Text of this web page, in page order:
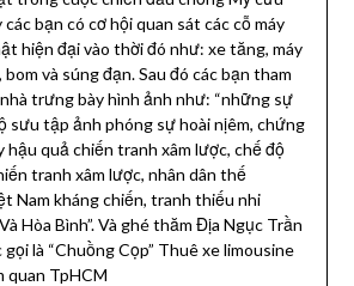
các bạn có cơ hội quan sát cáccỗ máy
hiện đại vào thời đó như: xe tăng, máy
và súng đạn. Sau đó các bạn tham
trưng bày hình ảnh như: “những sự
sưu tập ảnh phóng sự hoài nịêm, chứng
hậu quả chiến tranh xâm lược, chế độ
tranh xâm lược, nhân dân thế
Nam kháng chiến, tranh thiếu nhi
Hòa Bình”. Và ghé thăm Địa Ngục Trần
là “Chuồng Cọp” Thuê xe limousine
quan TpHCM